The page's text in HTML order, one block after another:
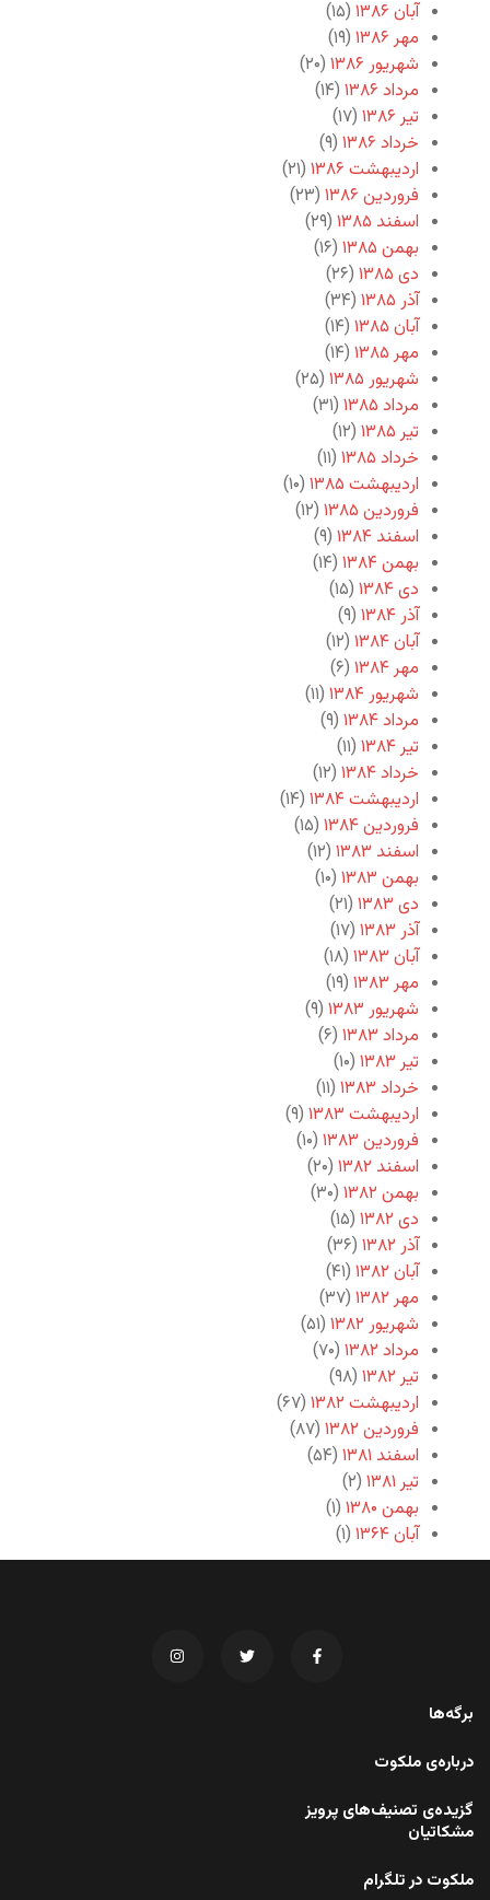
آبان ۱۳۸۶
(۱۵)
مهر ۱۳۸۶
(۱۹)
شهریور ۱۳۸۶
(۲۰)
مرداد ۱۳۸۶
(۱۴)
تیر ۱۳۸۶
(۱۷)
خرداد ۱۳۸۶
(۹)
اردیبهشت ۱۳۸۶
(۲۱)
فروردین ۱۳۸۶
(۲۳)
اسفند ۱۳۸۵
(۲۹)
بهمن ۱۳۸۵
(۱۶)
دی ۱۳۸۵
(۲۶)
آذر ۱۳۸۵
(۳۴)
آبان ۱۳۸۵
(۱۴)
مهر ۱۳۸۵
(۱۴)
شهریور ۱۳۸۵
(۲۵)
مرداد ۱۳۸۵
(۳۱)
تیر ۱۳۸۵
(۱۲)
خرداد ۱۳۸۵
(۱۱)
اردیبهشت ۱۳۸۵
(۱۰)
فروردین ۱۳۸۵
(۱۲)
اسفند ۱۳۸۴
(۹)
بهمن ۱۳۸۴
(۱۴)
دی ۱۳۸۴
(۱۵)
آذر ۱۳۸۴
(۹)
آبان ۱۳۸۴
(۱۲)
مهر ۱۳۸۴
(۶)
شهریور ۱۳۸۴
(۱۱)
مرداد ۱۳۸۴
(۹)
تیر ۱۳۸۴
(۱۱)
خرداد ۱۳۸۴
(۱۲)
اردیبهشت ۱۳۸۴
(۱۴)
فروردین ۱۳۸۴
(۱۵)
اسفند ۱۳۸۳
(۱۲)
بهمن ۱۳۸۳
(۱۰)
دی ۱۳۸۳
(۲۱)
آذر ۱۳۸۳
(۱۷)
آبان ۱۳۸۳
(۱۸)
مهر ۱۳۸۳
(۱۹)
شهریور ۱۳۸۳
(۹)
مرداد ۱۳۸۳
(۶)
تیر ۱۳۸۳
(۱۰)
خرداد ۱۳۸۳
(۱۱)
اردیبهشت ۱۳۸۳
(۹)
فروردین ۱۳۸۳
(۱۰)
اسفند ۱۳۸۲
(۲۰)
بهمن ۱۳۸۲
(۳۰)
دی ۱۳۸۲
(۱۵)
آذر ۱۳۸۲
(۳۶)
آبان ۱۳۸۲
(۴۱)
مهر ۱۳۸۲
(۳۷)
شهریور ۱۳۸۲
(۵۱)
مرداد ۱۳۸۲
(۷۰)
تیر ۱۳۸۲
(۹۸)
اردیبهشت ۱۳۸۲
(۶۷)
فروردین ۱۳۸۲
(۸۷)
اسفند ۱۳۸۱
(۵۴)
تیر ۱۳۸۱
(۲)
بهمن ۱۳۸۰
(۱)
آبان ۱۳۶۴
(۱)
برگه‌ها
درباره‌ی ملکوت
گزیده‌ی تصنیف‌های پرویز
مشکاتیان
ملکوت در تلگرام